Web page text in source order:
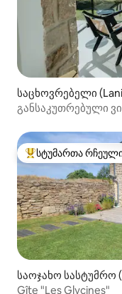
საცხოვრებელი
განსაკუთრებული
სტუმართა რჩეული
სტუმართა
საოჯახო სასტუმრო
Gîte "Les Glycines"